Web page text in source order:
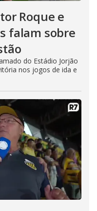
Roque e
falam sobre
do Estádio Jorjão
nos jogos de ida e